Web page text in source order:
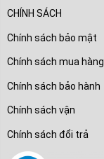
CHÍNH SÁCH
Chính sách bảo mật
Chính sách mua hàng
Chính sách bảo hành
Chính sách vận
Chính sách đổi trả